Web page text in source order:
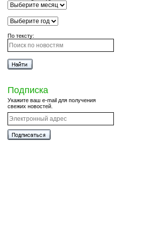
По тексту:
Подписка
Укажите ваш e-mail для получения
свежих новостей.